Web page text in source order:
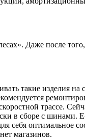
Даже после
такие изделия на
трассе.
в сборе с шинами.
себя оптимальное
магазинов.